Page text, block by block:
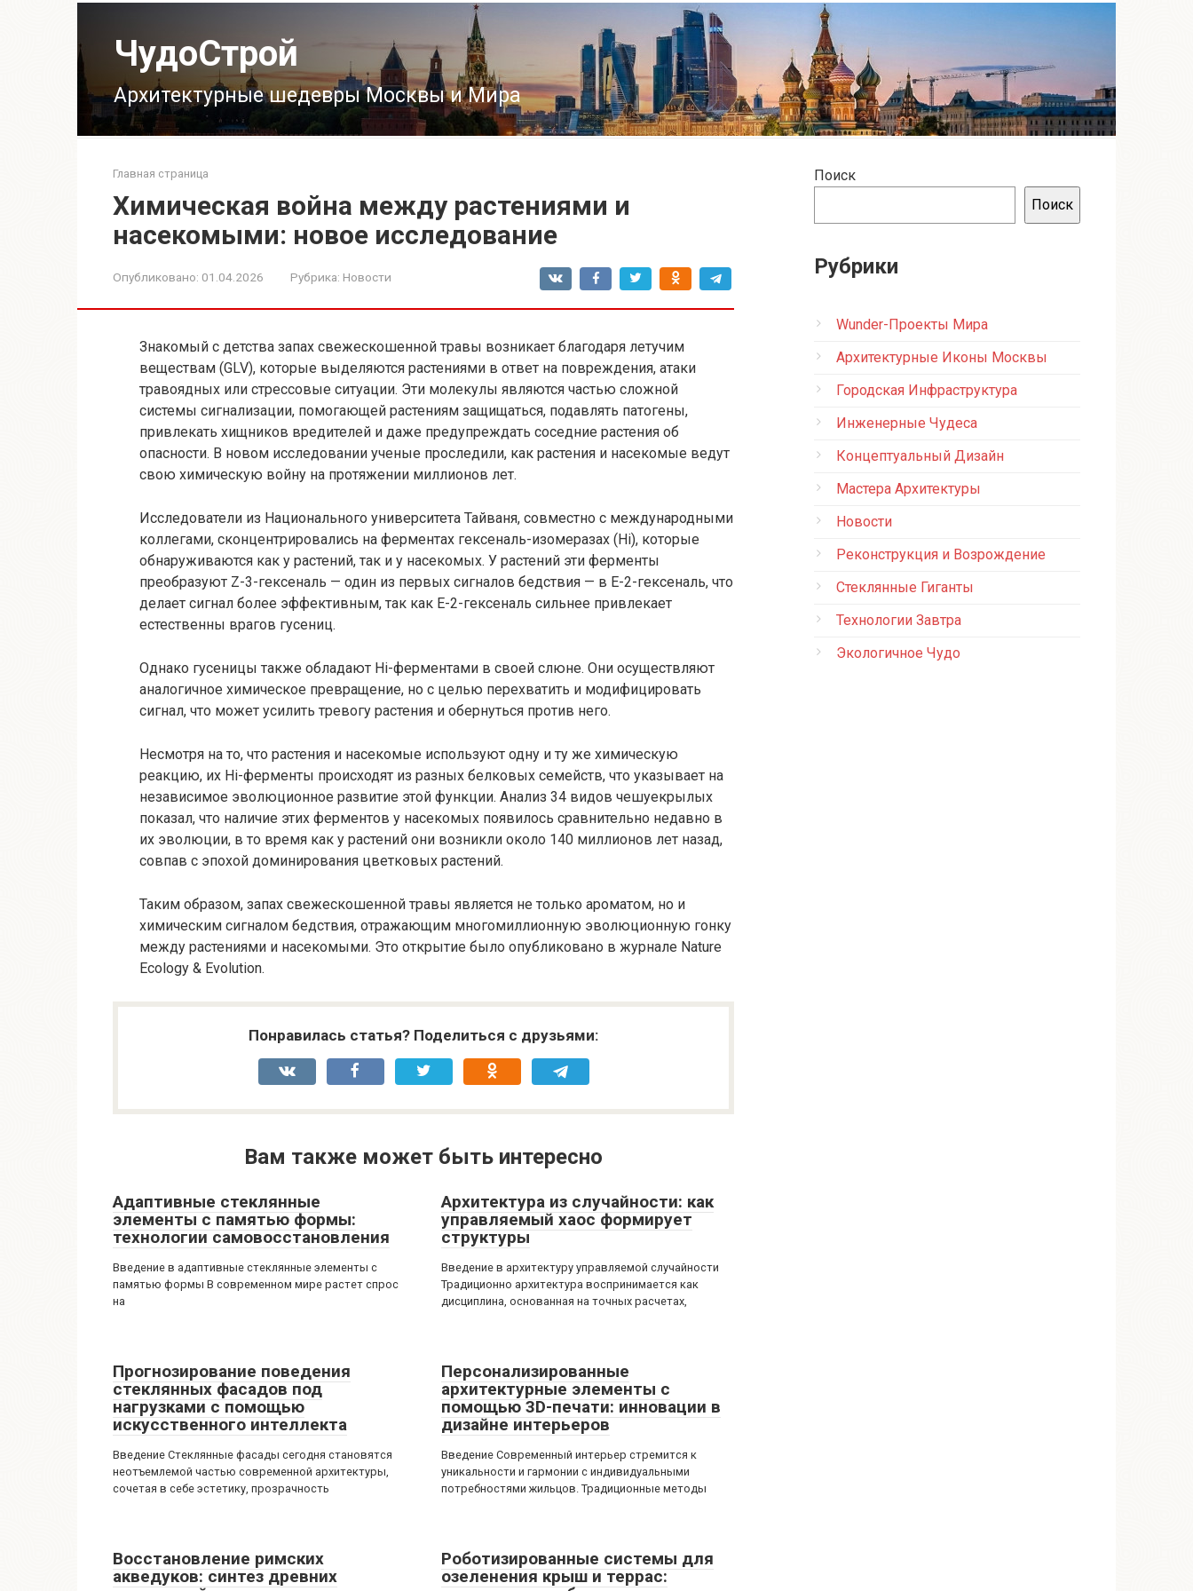
ЧудоСтрой
Архитектурные шедевры Москвы и Мира
Главная страница
Химическая война между растениями и
насекомыми: новое исследование
Опубликовано: 01.04.2026 Рубрика: Новости
Знакомый с детства запах свежескошенной травы возникает благодаря летучим
веществам (GLV), которые выделяются растениями в ответ на повреждения, атаки
травоядных или стрессовые ситуации. Эти молекулы являются частью сложной
системы сигнализации, помогающей растениям защищаться, подавлять патогены,
привлекать хищников вредителей и даже предупреждать соседние растения об
опасности. В новом исследовании ученые проследили, как растения и насекомые ведут
свою химическую войну на протяжении миллионов лет.
Исследователи из Национального университета Тайваня, совместно с международными
коллегами, сконцентрировались на ферментах гексеналь-изомеразах (Hi), которые
обнаруживаются как у растений, так и у насекомых. У растений эти ферменты
преобразуют Z-3-гексеналь — один из первых сигналов бедствия — в E-2-гексеналь, что
делает сигнал более эффективным, так как E-2-гексеналь сильнее привлекает
естественны врагов гусениц.
Однако гусеницы также обладают Hi-ферментами в своей слюне. Они осуществляют
аналогичное химическое превращение, но с целью перехватить и модифицировать
сигнал, что может усилить тревогу растения и обернуться против него.
Несмотря на то, что растения и насекомые используют одну и ту же химическую
реакцию, их Hi-ферменты происходят из разных белковых семейств, что указывает на
независимое эволюционное развитие этой функции. Анализ 34 видов чешуекрылых
показал, что наличие этих ферментов у насекомых появилось сравнительно недавно в
их эволюции, в то время как у растений они возникли около 140 миллионов лет назад,
совпав с эпохой доминирования цветковых растений.
Таким образом, запах свежескошенной травы является не только ароматом, но и
химическим сигналом бедствия, отражающим многомиллионную эволюционную гонку
между растениями и насекомыми. Это открытие было опубликовано в журнале Nature
Ecology & Evolution.
Понравилась статья? Поделиться с друзьями:
Вам также может быть интересно
Адаптивные стеклянные
элементы с памятью формы:
технологии самовосстановления
Введение в адаптивные стеклянные элементы с
памятью формы В современном мире растет спрос
на
Архитектура из случайности: как
управляемый хаос формирует
структуры
Введение в архитектуру управляемой случайности
Традиционно архитектура воспринимается как
дисциплина, основанная на точных расчетах,
Прогнозирование поведения
стеклянных фасадов под
нагрузками с помощью
искусственного интеллекта
Введение Стеклянные фасады сегодня становятся
неотъемлемой частью современной архитектуры,
сочетая в себе эстетику, прозрачность
Персонализированные
архитектурные элементы с
помощью 3D-печати: инновации в
дизайне интерьеров
Введение Современный интерьер стремится к
уникальности и гармонии с индивидуальными
потребностями жильцов. Традиционные методы
Восстановление римских
акведуков: синтез древних
Роботизированные системы для
озеленения крыш и террас:
Поиск
Поиск
Рубрики
Wunder-Проекты Мира
Архитектурные Иконы Москвы
Городская Инфраструктура
Инженерные Чудеса
Концептуальный Дизайн
Мастера Архитектуры
Новости
Реконструкция и Возрождение
Стеклянные Гиганты
Технологии Завтра
Экологичное Чудо